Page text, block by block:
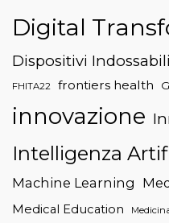
Digital
Dispositivi Indossabili
FHITA22 frontiers health
innovazione
Intelligenza
Machine Learning
Medical Education